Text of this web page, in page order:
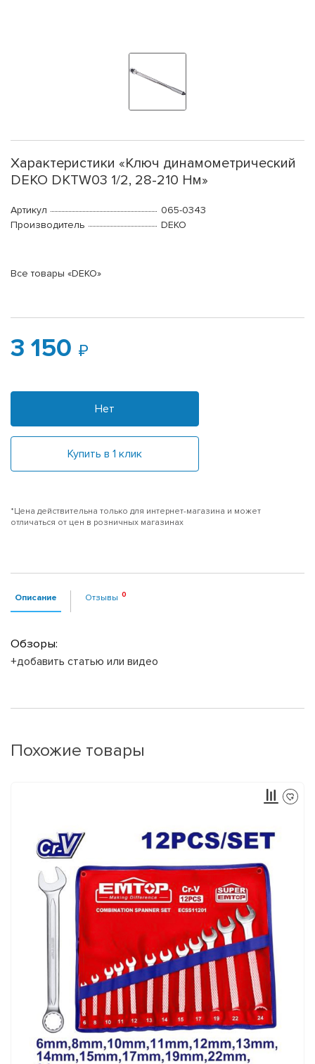
Характеристики «Ключ динамометрический
DEKO DKTW03 1/2, 28-210 Нм»
Артикул
065-0343
Производитель
DEKO
Все товары «DEKO»
3 150
Нет
Купить в 1 клик
*Цена действительна только для интернет-магазина и может
отличаться от цен в розничных магазинах
Описание Отзывы
Обзоры:
+добавить статью или видео
Похожие товары